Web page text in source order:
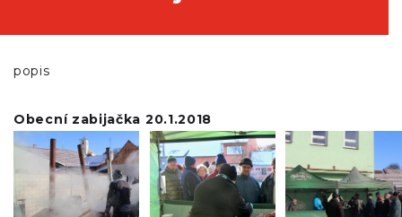
popis
Obecní zabijačka 20.1.2018